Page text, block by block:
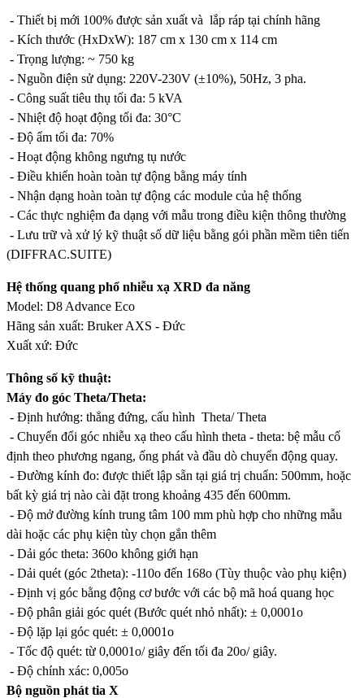
- Thiết bị mới 100% được sản xuất và lắp ráp tại chính hãng
- Kích thước (HxDxW): 187 cm x 130 cm x 114 cm
- Trọng lượng: ~ 750 kg
- Nguồn điện sử dụng: 220V-230V (±10%), 50Hz, 3 pha.
- Công suất tiêu thụ tối đa: 5 kVA
- Nhiệt độ hoạt động tối đa: 30°C
- Độ ẩm tối đa: 70%
- Hoạt động không ngưng tụ nước
- Điều khiển hoàn toàn tự động bằng máy tính
- Nhận dạng hoàn toàn tự động các module của hệ thống
- Các thực nghiệm đa dạng với mẫu trong điều kiện thông thường
- Lưu trữ và xử lý kỹ thuật số dữ liệu bằng gói phần mềm tiên tiến
(DIFFRAC.SUITE)
Hệ thống quang phổ nhiễu xạ XRD đa năng
Model: D8 Advance Eco
Hãng sản xuất: Bruker AXS - Đức
Xuất xứ: Đức
Thông số kỹ thuật:
Máy đo góc Theta/Theta:
- Định hướng: thẳng đứng, cấu hình Theta/ Theta
- Chuyển đổi góc nhiễu xạ theo cấu hình theta - theta: bệ mẫu cố
định theo phương ngang, ống phát và đầu dò chuyển động quay.
- Đường kính đo: được thiết lập sẵn tại giá trị chuẩn: 500mm, hoặc
bất kỳ giá trị nào cài đặt trong khoảng 435 đến 600mm.
- Độ mở đường kính trung tâm 100 mm phù hợp cho những mẫu
dài hoặc các phụ kiện tùy chọn gắn thêm
- Dải góc theta: 360o không giới hạn
- Dải quét (góc 2theta): -110o đến 168o (Tùy thuộc vào phụ kiện)
- Định vị góc bằng động cơ bước với các bộ mã hoá quang học
- Độ phân giải góc quét (Bước quét nhỏ nhất): ± 0,0001o
- Độ lặp lại góc quét: ± 0,0001o
- Tốc độ quét: từ 0,0001o/ giây đến tối đa 20o/ giây.
- Độ chính xác: 0,005o
Bộ nguồn phát tia X